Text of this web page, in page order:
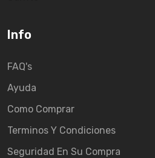
Info
FAQ's
Ayuda
Como Comprar
Terminos Y Condiciones
Seguridad En Su Compra